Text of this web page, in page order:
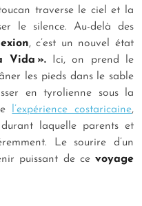
traverse le ciel et la
le silence. Au-delà des
, c’est un nouvel état
Vida ».Ici, on prend le
les pieds dans le sable
en tyrolienne sous la
l’expérience costaricaine,
durant laquelle parents et
Le sourire d’un
puissant de ce voyage